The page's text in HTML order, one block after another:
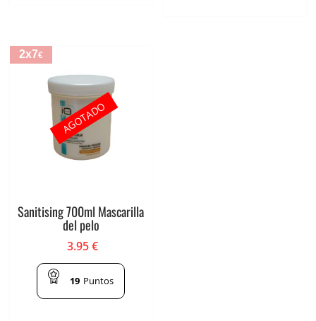
2x7€
Sanitising 700ml Mascarilla
del pelo
3.95€
19 Puntos
AGOTADO